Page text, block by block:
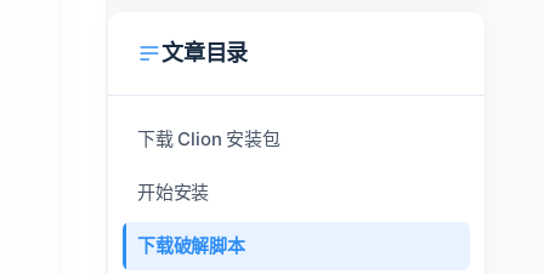
文章目录
下载 Clion 安装包
开始安装
下载破解脚本